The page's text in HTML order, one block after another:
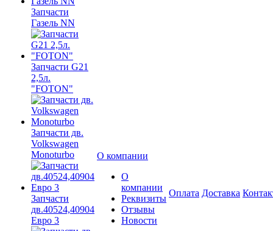
Запчасти
Газель NN
Запчасти G21
2,5л.
"FOTON"
Запчасти дв.
Volkswagen
Monoturbo
Запчасти
дв.40524,40904
Евро 3
О компании
О
компании
Реквизиты
Отзывы
Новости
Оплата Доставка